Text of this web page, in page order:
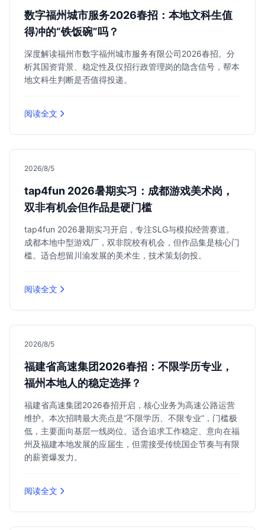
数字福州城市服务2026春招：本地文科生值
得冲的“铁饭碗”吗？
深度解读福州市数字福州城市服务有限公司2026春招。分
析其国资背景、稳定性及仅招行政管理岗的隐含信号，帮本
地文科生判断是否值得投递。
阅读全文
2026/8/5
tap4fun 2026暑期实习：成都游戏美术岗，
双非有机会但作品是硬门槛
tap4fun 2026暑期实习开启，专注SLG与模拟经营赛道。
成都本地中型游戏厂，双非院校有机会，但作品集是核心门
槛。适合想留川渝发展的美术生，技术策划勿投。
阅读全文
2026/8/5
福建省高速集团2026春招：不限学历专业，
福州本地人的稳定选择？
福建省高速集团2026春招开启，核心业务为高速公路运营
维护。本次招聘最大亮点是“不限学历、不限专业”，门槛极
低，主要面向基层一线岗位。适合追求工作稳定、意向在福
州及福建本地发展的应届生，但需接受传统国企节奏与有限
的薪资爆发力。
阅读全文